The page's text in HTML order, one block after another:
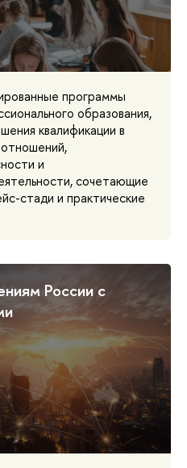
программы
образования,
квалификации в
и
сочетающие
стади и практические
России с